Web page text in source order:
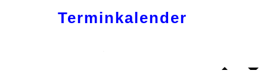
Terminkalender